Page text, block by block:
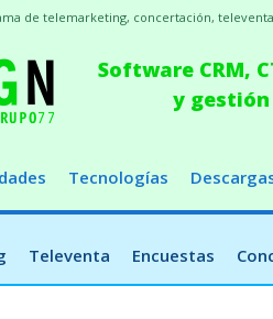
Software CRM,
y
Tecnologías
Televenta Encuestas
de telemarketing, concertación,